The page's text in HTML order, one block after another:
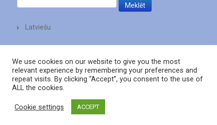
Latviešu
We use cookies on our website to give you the most
relevant experience by remembering your preferences and
repeat visits. By clicking “Accept”, you consent to the use of
ALL the cookies.
Cookie settings ACCEPT